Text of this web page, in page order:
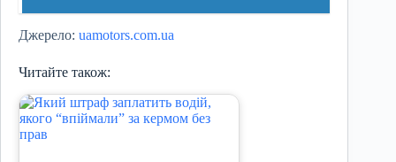
Джерело: uamotors.com.ua
Читайте також: